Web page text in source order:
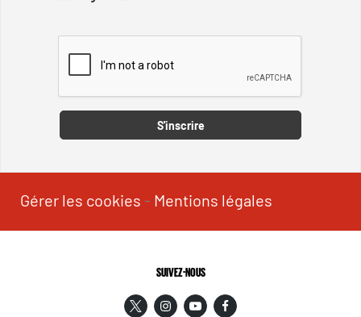
S'inscrire
Gérer les cookies - Mentions légales
SUIVEZ-NOUS